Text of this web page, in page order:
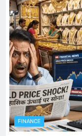
4
5
FINANCE